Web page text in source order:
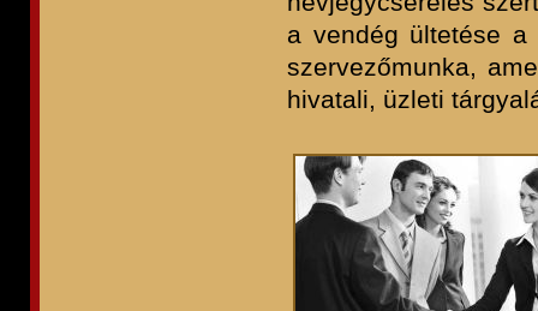
a vendég ültetése a
szervezőmunka,
hivatali, üzleti